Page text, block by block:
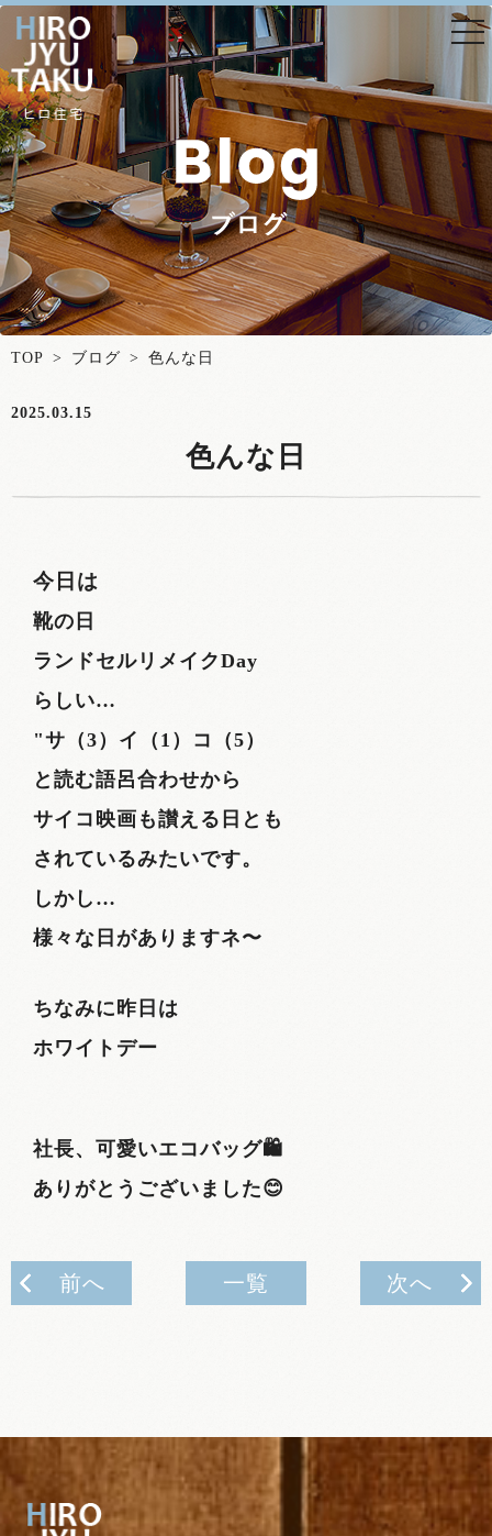
TOP > ブログ > 色んな日
2025.03.15
色んな日
今日は
靴の日
ランドセルリメイクDay
らしい…
"サ（3）イ（1）コ（5）
と読む語呂合わせから
サイコ映画も讃える日とも
されているみたいです。
しかし…
様々な日がありますネ〜
ちなみに昨日は
ホワイトデー
社長、可愛いエコバッグ🛍️
ありがとうございました😊
前へ 一覧 次へ